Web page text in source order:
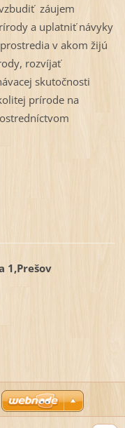
záujem
a uplatniť návyky
v akom žijú
rozvíjať
skutočnosti
prírode na
1,Prešov